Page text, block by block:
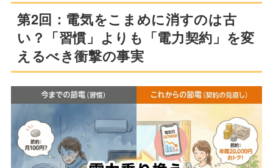
第2回：電気をこまめに消すのは古
い？「習慣」よりも「電力契約」を変
えるべき衝撃の事実